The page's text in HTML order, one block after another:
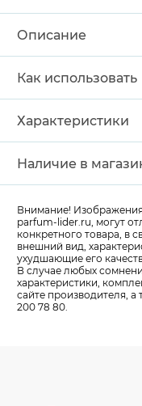
Описание
Как использовать
Характеристики
Наличие в
Внимание!
parfum-lider.ru, могут
конкретного товара, в
внешний вид,
ухудшающие его
В случае любых
характеристики,
сайте производителя,
200 78 80.